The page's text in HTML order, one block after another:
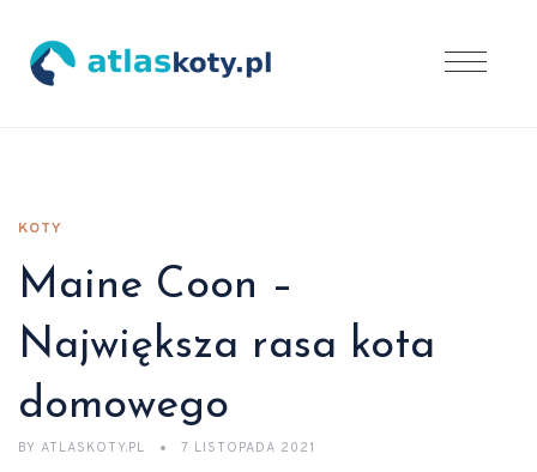
KOTY
Maine Coon –
Największa rasa kota
domowego
BY ATLASKOTY.PL 7 LISTOPADA 2021